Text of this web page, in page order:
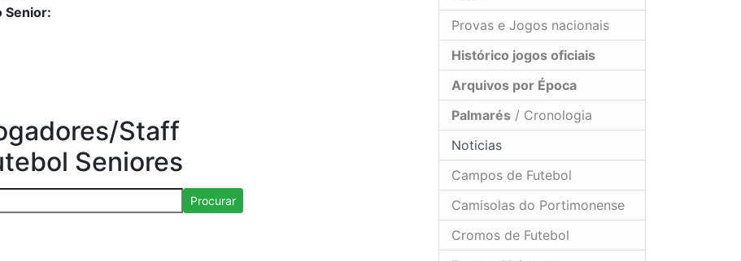
Senior:
Staff
Seniores
Procurar
Provas e Jogos nacionais
Histórico jogos oficiais
Arquivos por Época
Palmarés / Cronologia
Noticias
Campos de Futebol
Camisolas do Portimonense
Cromos de Futebol